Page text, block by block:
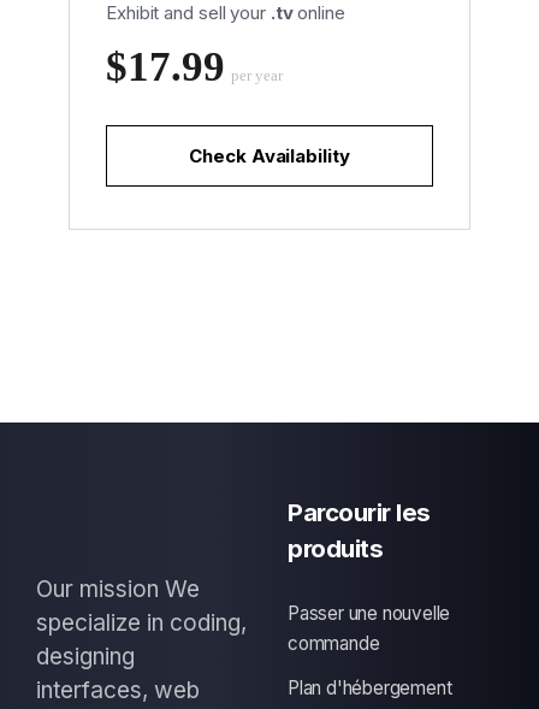
Exhibit and sell your .tvonline
‪$17.99 per year
Check Availability
Our mission We
specialize in coding,
designing
interfaces, web
Parcourir les
produits
Passer une nouvelle
commande
Plan d'hébergement